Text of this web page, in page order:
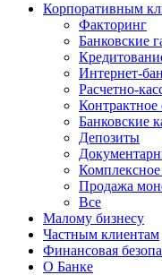
Корпоративным
Факторинг
Банковские
Интернет-
Расчетно-
Банковские
Депозиты
Продажа
Все
Малому бизнесу
Частным клиентам
Финансовая
О Банке